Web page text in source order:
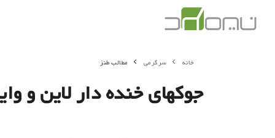
خانه سرگرمی مطالب طنز
جوکهای خنده دار لاین و